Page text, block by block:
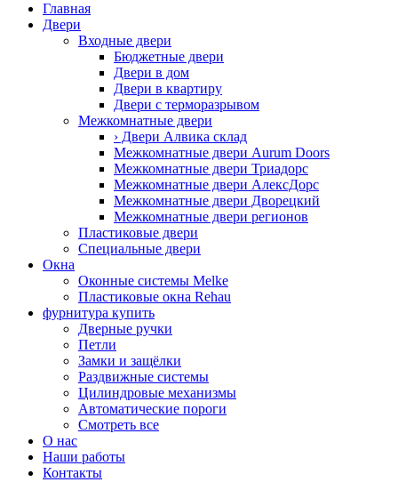
Главная
Двери
Входные двери
Бюджетные двери
Двери в дом
Двери в квартиру
Двери с терморазрывом
Межкомнатные двери
› Двери Алвика склад
Межкомнатные двери Aurum Doors
Межкомнатные двери Триадорс
Межкомнатные двери АлексДорс
Межкомнатные двери Дворецкий
Межкомнатные двери регионов
Пластиковые двери
Специальные двери
Окна
Оконные системы Melke
Пластиковые окна Rehau
фурнитура купить
Дверные ручки
Петли
Замки и защёлки
Раздвижные системы
Цилиндровые механизмы
Автоматические пороги
Смотреть все
О нас
Наши работы
Контакты